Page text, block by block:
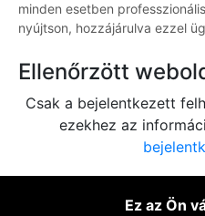
minden esetben
nyújtson, hozzájárulva ezzel
Ellenőrzött
Csak a bejelentkezett
ezekhez az
Ez az Ön